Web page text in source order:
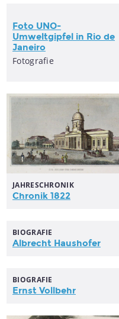
Foto UNO-
Umweltgipfel in Rio de
Janeiro
Fotografie
JAHRESCHRONIK
Chronik 1822
BIOGRAFIE
Albrecht Haushofer
BIOGRAFIE
Ernst Vollbehr